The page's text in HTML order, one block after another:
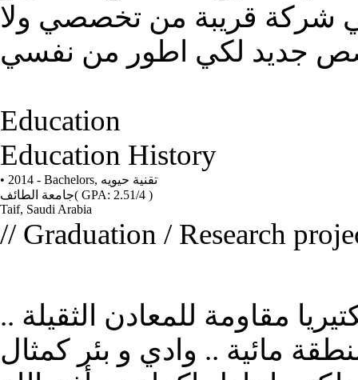
شركة قريبة من تخصصي ولا
Education
Education History
• 2014 - Bachelors, تقنية حيويه
جامعة الطائف( GPA: 2.51/4 )
Taif, Saudi Arabia
// Graduation / Research
مقاومة للمعادن الثقيلة ..
مائية .. وادي و بئر كمثال